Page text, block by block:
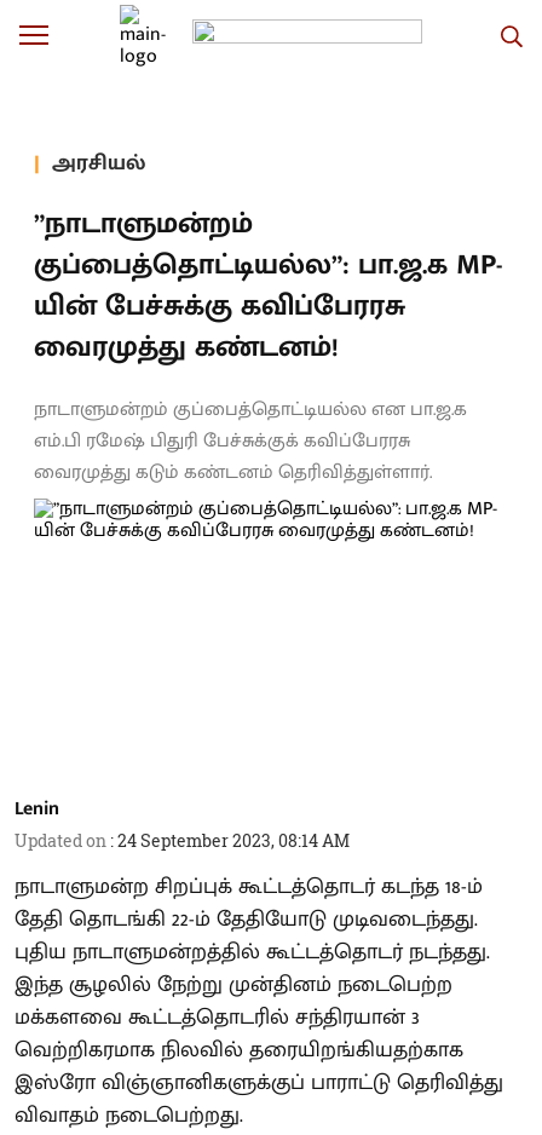
அரசியல்
”நாடாளுமன்றம்
குப்பைத்தொட்டியல்ல”: பா.ஜ.க MP-
யின் பேச்சுக்கு கவிப்பேரரசு
வைரமுத்து கண்டனம்!
நாடாளுமன்றம் குப்பைத்தொட்டியல்ல என பா.ஜ.க
எம்.பி ரமேஷ் பிதுரி பேச்சுக்குக் கவிப்பேரரசு
வைரமுத்து கடும் கண்டனம் தெரிவித்துள்ளார்.
Lenin
Updated on :24 September 2023, 08:14 AM
நாடாளுமன்ற சிறப்புக் கூட்டத்தொடர் கடந்த 18-ம்
தேதி தொடங்கி 22-ம் தேதியோடு முடிவடைந்தது.
புதிய நாடாளுமன்றத்தில் கூட்டத்தொடர் நடந்தது.
இந்த சூழலில் நேற்று முன்தினம் நடைபெற்ற
மக்களவை கூட்டத்தொடரில் சந்திரயான் 3
வெற்றிகரமாக நிலவில் தரையிறங்கியதற்காக
இஸ்ரோ விஞ்ஞானிகளுக்குப் பாராட்டு தெரிவித்து
விவாதம் நடைபெற்றது.